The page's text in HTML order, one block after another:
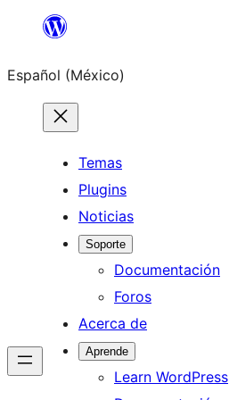
Saltar
contenido
Español (México)
Temas
Plugins
Noticias
Soporte
Documentación
Foros
Acerca de
Aprende
Learn WordPress